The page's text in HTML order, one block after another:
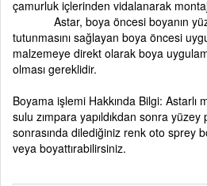
çamurluk içlerinden vidalanarak
Astar, boya öncesi boyanın
tutunmasını sağlayan boya öncesi
malzemeye direkt olarak boya
olması gereklidir.
Boyama işlemi Hakkında Bilgi:
sulu zımpara yapıldıkdan sonra
sonrasında dilediğiniz renk oto sprey
veya boyattırabilirsiniz.